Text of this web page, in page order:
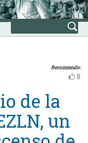
Recomiendo:
8
de la
un